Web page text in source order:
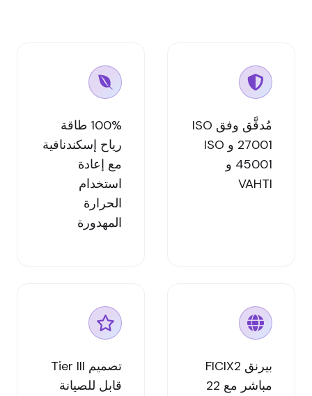
مُدقَّق وفق ISO
27001 و ISO
45001 و
VAHTI
100% طاقة
رياح إسكندنافية
مع إعادة
استخدام
الحرارة
المهدورة
بيرنق FICIX2
مباشر مع 22
تصميم Tier III
قابل للصيانة